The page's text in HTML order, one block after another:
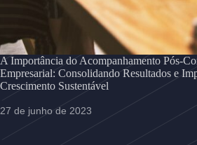
A Importância do Acompanhamento Pós-
Empresarial: Consolidando Resultados e
Crescimento Sustentável
27 de junho de 2023